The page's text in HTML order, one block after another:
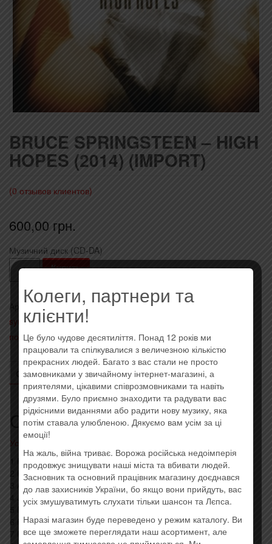
BRUCE SPRINGSTEEN – HIGH
HOPES (2014) (IMPORT)
(0 отзывов клиентов)
600,00 грн.
Музичний диск (CD-DA)
Количество
Bruce
Springsteen
-
High
Hopes
(2014)
(Import)
Купить
Артикул:0888430154629 Категории:- Classic Rock, Art-rock,
sympho,- Импортные диски (EU, USA)
поступления Метка:Imported
ОПИСАНИЕ ОТЗЫВЫ (0)
Описание
Усі товари: Bruce Springsteen
1 High Hopes 4:57
2 Harry’s Place 4:04
3 American Skin (41 Shots) 7:23
4 Just Like Fire Would 3:56
5 Down In The Hole 4:59
6 Heaven’s Wall 3:50
7 Frankie Fell In Love 2:48
Колеги, партнери та
клієнти!
Це було чудове десятиліття. Понад 12 років ми
працювали та спілкувалися з величезною кількістю
прекрасних людей. Багато з вас стали не просто
замовниками у звичайному інтернет-магазині, а
приятелями, цікавими співрозмовниками та навіть
друзями. Було приємно знаходити та радувати вас
рідкісними виданнями або радити нову музику, яка
потім ставала улюбленою. Дякуємо вам усім за ці
емоції!
На жаль, війна триває. Ворожа російська недоімперія
продовжує знищувати наші міста та вбивати людей.
Засновник та основний працівник магазину доєднався
до лав захисників України, бо якщо вони прийдуть, вас
усіх змушуватимуть слухати тільки шансон та Лєпса.
Наразі магазин буде переведено у режим каталогу. Ви
все ще зможете переглядати наш асортимент, але